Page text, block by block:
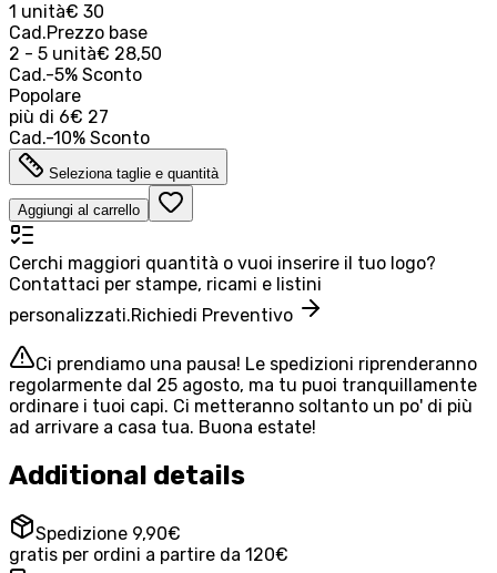
1 unità€ 30
Cad.Prezzo base
2 - 5 unità€ 28,50
Cad.-5% Sconto
Popolare
più di 6€ 27
Cad.-10% Sconto
Seleziona taglie e quantità
Aggiungi al carrello
Cerchi maggiori quantità o vuoi inserire il tuo logo?
Contattaci per stampe, ricami e listini
personalizzati.Richiedi Preventivo
Ci prendiamo una pausa! Le spedizioni riprenderanno
regolarmente dal 25 agosto, ma tu puoi tranquillamente
ordinare i tuoi capi. Ci metteranno soltanto un po' di più
ad arrivare a casa tua. Buona estate!
Additional details
Spedizione 9,90€
gratis per ordini a partire da 120€